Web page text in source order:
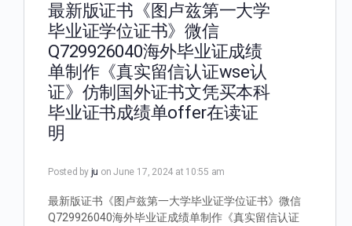
最新版证书《图卢兹第一大学
毕业证学位证书》微信
Q729926040海外毕业证成绩
单制作《真实留信认证wse认
证》仿制国外证书文凭买本科
毕业证书成绩单offer在读证
明
Posted by ju on June 17, 2024 at 10:55 am
最新版证书《图卢兹第一大学毕业证学位证书》微信
Q729926040海外毕业证成绩单制作《真实留信认证